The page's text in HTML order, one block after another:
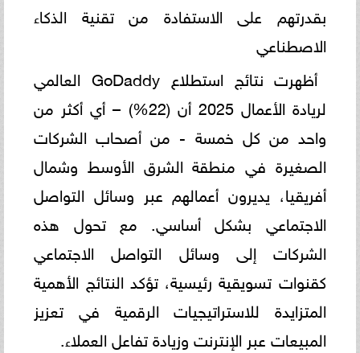
بقدرتهم على الاستفادة من تقنية الذكاء
الاصطناعي
أظهرت نتائج استطلاع GoDaddy العالمي
لريادة الأعمال 2025 أن (22%) – أي أكثر من
واحد من كل خمسة - من أصحاب الشركات
الصغيرة في منطقة الشرق الأوسط وشمال
أفريقيا، يديرون أعمالهم عبر وسائل التواصل
الاجتماعي بشكل أساسي. مع تحول هذه
الشركات إلى وسائل التواصل الاجتماعي
كقنوات تسويقية رئيسية، تؤكد النتائج الأهمية
المتزايدة للاستراتيجيات الرقمية في تعزيز
المبيعات عبر الإنترنت وزيادة تفاعل العملاء.